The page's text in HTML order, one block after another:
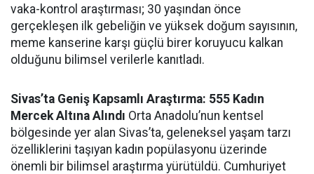
vaka-kontrol araştırması; 30 yaşından önce
gerçekleşen ilk gebeliğin ve yüksek doğum sayısının,
meme kanserine karşı güçlü birer koruyucu kalkan
olduğunu bilimsel verilerle kanıtladı.
Sivas’ta Geniş Kapsamlı Araştırma: 555 Kadın
Mercek Altına Alındı Orta Anadolu’nun kentsel
bölgesinde yer alan Sivas’ta, geleneksel yaşam tarzı
özelliklerini taşıyan kadın popülasyonu üzerinde
önemli bir bilimsel araştırma yürütüldü. Cumhuriyet